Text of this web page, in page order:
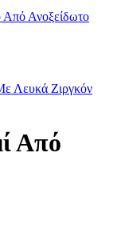
Ανοξείδωτο
Λευκά Ζιργκόν
Από